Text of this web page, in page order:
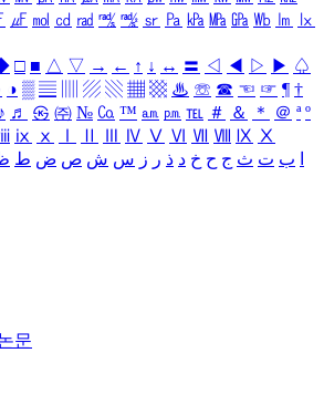
㎌ ㏖ ㏅ ㎭ ㎮ ㎯ ㏛ ㎩ ㎪ ㎫ ㎬ ㏝ ㏐
㏓
□ ■ △ ▽ → ← ↑ ↓ ↔ 〓 ◁ ◀ ▷ ▶ ♤
◑ ▒ ▤ ▨ ▧ ▦ ▩ ♨ ☏ ☎ ☜ ☞ ¶ †
♬ ㉿ ㈜ № ㏇ ™ ㏂ ㏘ ℡ ＃ ＆ ＊ ＠ ª º
ⅸ ⅹ Ⅳ Ⅴ Ⅵ Ⅶ Ⅷ Ⅸ Ⅹ
ب ت ث ج ح خ د ذ ر ز س ش ص ض ط
문